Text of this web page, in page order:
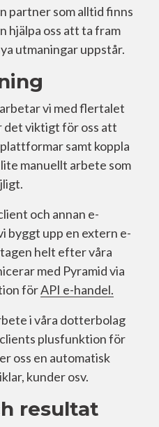
partner som alltid finns
hjälpa oss att ta fram
utmaningar uppstår.
vi med flertalet
det viktigt för oss att
samt koppla
manuellt arbete som
och annan e-
byggt upp en extern e-
helt efter våra
med Pyramid via
förAPI e-handel.
i våra dotterbolag
plusfunktion för
oss en automatisk
kunder osv.
resultat